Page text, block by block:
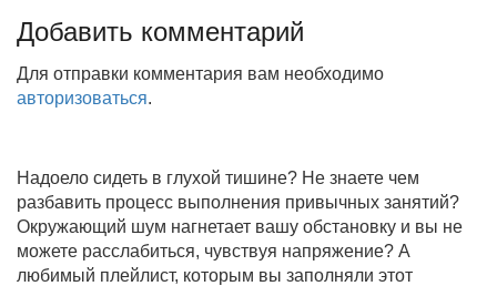
Добавить комментарий
Для отправки комментария вам необходимо
авторизоваться.
Надоело сидеть в глухой тишине? Не знаете чем
разбавить процесс выполнения привычных занятий?
Окружающий шум нагнетает вашу обстановку и вы не
можете расслабиться, чувствуя напряжение? А
любимый плейлист, которым вы заполняли этот